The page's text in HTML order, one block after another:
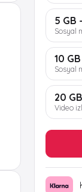
5 GB
Sosyal
10
Sosyal
20
Video